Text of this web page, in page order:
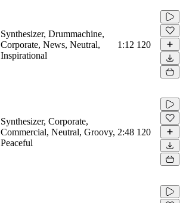
Synthesizer, Drummachine,
Corporate, News, Neutral,
Inspirational
1:12 120
Synthesizer, Corporate,
Commercial, Neutral, Groovy,
Peaceful
2:48 120